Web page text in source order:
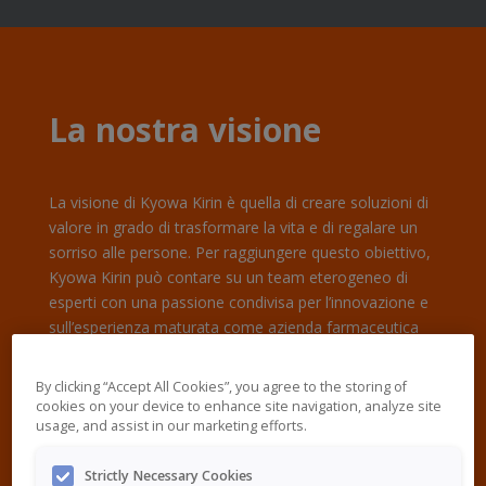
La nostra visione
La visione di Kyowa Kirin è quella di creare soluzioni di
valore in grado di trasformare la vita e di regalare un
sorriso alle persone. Per raggiungere questo obiettivo,
Kyowa Kirin può contare su un team eterogeneo di
esperti con una passione condivisa per l’innovazione e
sull’esperienza maturata come azienda farmaceutica
By clicking “Accept All Cookies”, you agree to the storing of
cookies on your device to enhance site navigation, analyze site
usage, and assist in our marketing efforts.
Strictly Necessary Cookies